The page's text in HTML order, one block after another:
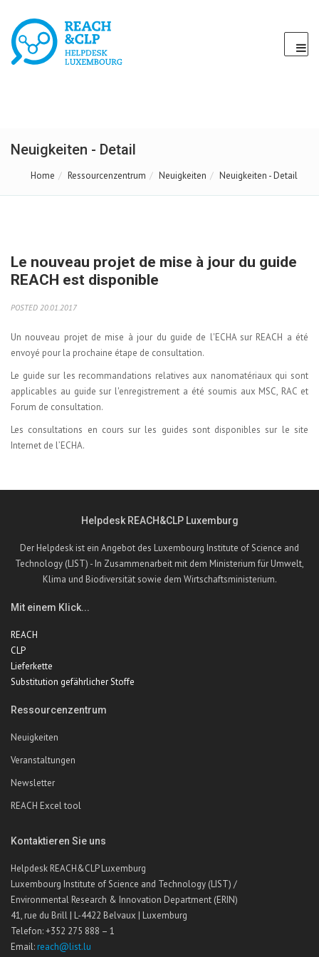
Neuigkeiten - Detail
Home Ressourcenzentrum Neuigkeiten Neuigkeiten - Detail
Le nouveau projet de mise à jour du guide
REACH est disponible
POSTED 20.01.2017
Un nouveau projet de mise à jour du guide de l'ECHA sur REACH a été
envoyé pour la prochaine étape de consultation.
Le guide sur les recommandations relatives aux nanomatériaux qui sont
applicables au guide sur l'enregistrement a été soumis aux MSC, RAC et
Forum de consultation.
Les consultations en cours sur les guides sont disponibles sur le site
Internet de l’ECHA.
Helpdesk REACH&CLP Luxemburg
Der Helpdesk ist ein Angebot des Luxembourg Institute of Science and
Technology (LIST) - In Zusammenarbeit mit dem Ministerium für Umwelt,
Klima und Biodiversität sowie dem Wirtschaftsministerium.
Mit einem Klick...
REACH
CLP
Lieferkette
Substitution gefährlicher Stoffe
Ressourcenzentrum
Neuigkeiten
Veranstaltungen
Newsletter
REACH Excel tool
Kontaktieren Sie uns
Helpdesk REACH&CLP Luxemburg
Luxembourg Institute of Science and Technology (LIST) /
Environmental Research & Innovation Department (ERIN)
41, rue du Brill | L-4422 Belvaux | Luxemburg
Telefon: +352 275 888 – 1
Email: reach@list.lu